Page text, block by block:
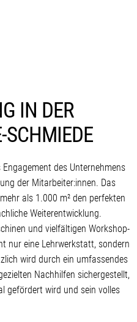
IN DER
SCHMIEDE
des Unternehmens
der Mitarbeiter:innen. Das
als 1.000 m² den perfekten
Weiterentwicklung.
und vielfältigen Workshop-
nur eine Lehrwerkstatt, sondern
wird durch ein umfassendes
Nachhilfen sichergestellt,
gefördert wird und sein volles